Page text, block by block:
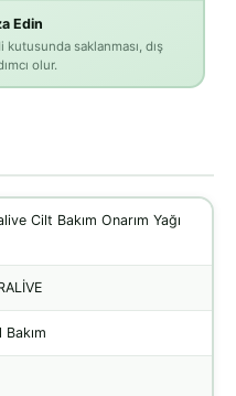
Edin
kutusunda saklanması, dış
olur.
Cilt Bakım Onarım Yağı
Bakım